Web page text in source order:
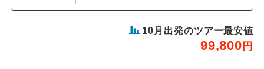
10 月出発のツアー最安値
99,800 円